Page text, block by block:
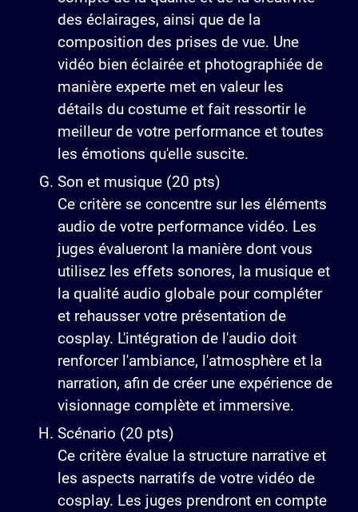
des éclairages, ainsi que de la
composition des prises de vue. Une
vidéo bien éclairée et photographiée de
manière experte met en valeur les
détails du costume et fait ressortir le
meilleur de votre performance et toutes
les émotions qu'elle suscite.
Son et musique (20 pts)
Ce critère se concentre sur les éléments
audio de votre performance vidéo. Les
juges évalueront la manière dont vous
utilisez les effets sonores, la musique et
la qualité audio globale pour compléter
et rehausser votre présentation de
cosplay. L'intégration de l'audio doit
renforcer l'ambiance, l'atmosphère et la
narration, afin de créer une expérience de
visionnage complète et immersive.
Scénario (20 pts)
Ce critère évalue la structure narrative et
les aspects narratifs de votre vidéo de
cosplay. Les juges prendront en compte